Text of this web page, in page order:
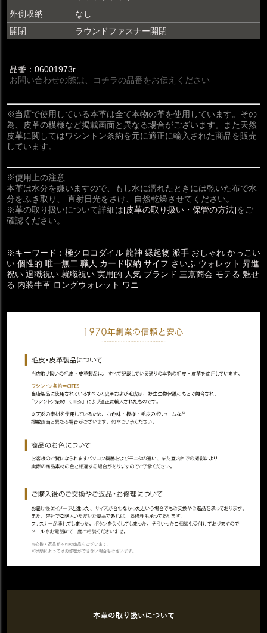
外側収納
なし
開閉
ラウンドファスナー開閉
品番：06001973r
お問い合わせの際は、コチラの品番をお伝えください
※当店で使用している本革は全て本物の革を使用しています。その
為、皮革の模様など掲載画面と異なる場合がございます。また天然
皮革に関してはワシントン条約を元に適正に輸入された商品を販売
しています。
※使用上の注意
本革は水分を嫌いますので、もし水に濡れたときには乾いた布で水
分をふき取り、 直射日光をさけ、自然乾燥させてください。
※革の取り扱いについて詳細は[皮革の取り扱い・保管の方法]をご
確認ください。
※キーワード：極クロコダイル 龍神 縁起物 派手 おしゃれ かっこい
い 個性的 唯一無二 職人 カード収納 サイフ さいふ ウォレット 昇進
祝い 退職祝い 就職祝い 実用的 人気 ブランド 三京商会 モテる 魅せ
る 内装牛革 ロングウォレット ワニ